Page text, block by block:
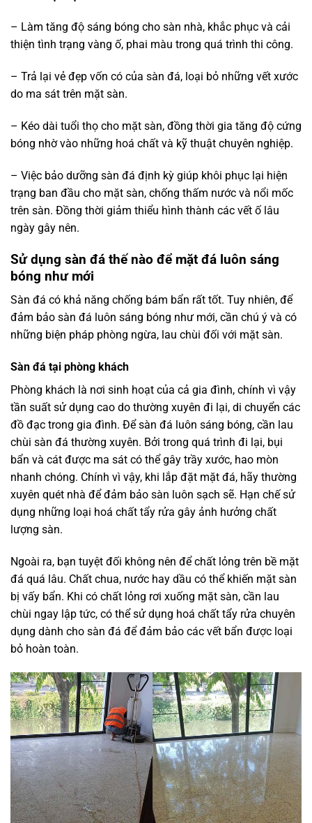
– Làm tăng độ sáng bóng cho sàn nhà, khắc phục và cải
thiện tình trạng vàng ố, phai màu trong quá trình thi công.
– Trả lại vẻ đẹp vốn có của sàn đá, loại bỏ những vết xước
do ma sát trên mặt sàn.
– Kéo dài tuổi thọ cho mặt sàn, đồng thời gia tăng độ cứng
bóng nhờ vào những hoá chất và kỹ thuật chuyên nghiệp.
– Việc bảo dưỡng sàn đá định kỳ giúp khôi phục lại hiện
trạng ban đầu cho mặt sàn, chống thấm nước và nổi mốc
trên sàn. Đồng thời giảm thiểu hình thành các vết ố lâu
ngày gây nên.
Sử dụng sàn đá thế nào để mặt đá luôn sáng
bóng như mới
Sàn đá có khả năng chống bám bẩn rất tốt. Tuy nhiên, để
đảm bảo sàn đá luôn sáng bóng như mới, cần chú ý và có
những biện pháp phòng ngừa, lau chùi đối với mặt sàn.
Sàn đá tại phòng khách
Phòng khách là nơi sinh hoạt của cả gia đình, chính vì vậy
tần suất sử dụng cao do thường xuyên đi lại, di chuyển các
đồ đạc trong gia đình. Để sàn đá luôn sáng bóng, cần lau
chùi sàn đá thường xuyên. Bởi trong quá trình đi lại, bụi
bẩn và cát được ma sát có thể gây trầy xước, hao mòn
nhanh chóng. Chính vì vậy, khi lắp đặt mặt đá, hãy thường
xuyên quét nhà để đảm bảo sàn luôn sạch sẽ. Hạn chế sử
dụng những loại hoá chất tẩy rửa gây ảnh hưởng chất
lượng sàn.
Ngoài ra, bạn tuyệt đối không nên để chất lỏng trên bề mặt
đá quá lâu. Chất chua, nước hay dầu có thể khiến mặt sàn
bị vấy bẩn. Khi có chất lỏng rơi xuống mặt sàn, cần lau
chùi ngay lập tức, có thể sử dụng hoá chất tẩy rửa chuyên
dụng dành cho sàn đá để đảm bảo các vết bẩn được loại
bỏ hoàn toàn.